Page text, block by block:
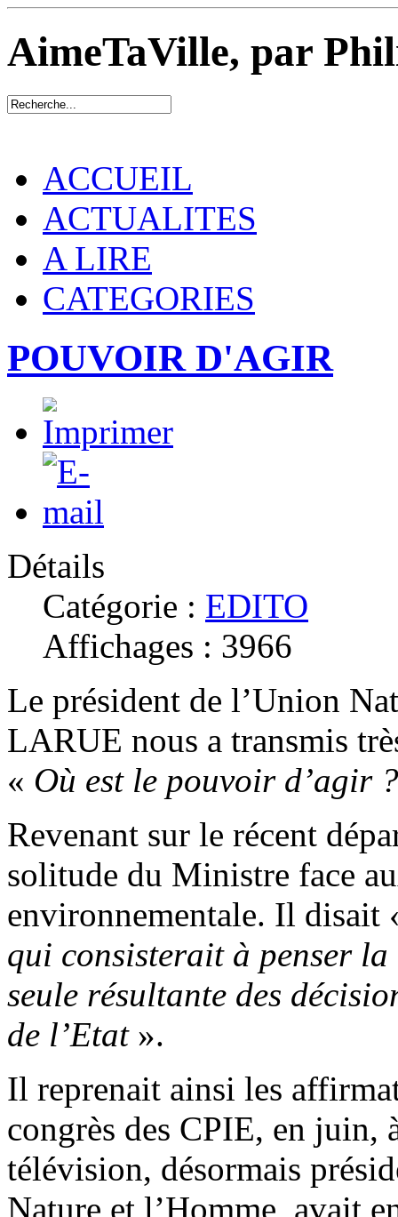
AimeTaVille, par
ACCUEIL
ACTUALITES
A LIRE
CATEGORIES
POUVOIR D'AGIR
Détails
Catégorie : EDITO
Affichages : 3966
Le président de l’Union
LARUE nous a transmis
« Où est le pouvoir d’agir ?
Revenant sur le récent
solitude du Ministre face
environnementale. Il disait
qui consisterait à penser
seule résultante des
de l’Etat ».
Il reprenait ainsi les
congrès des CPIE, en juin,
télévision, désormais
Nature et l’Homme, avait